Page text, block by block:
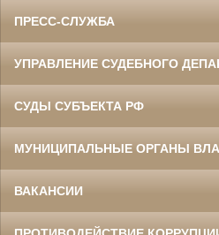
ПРЕСС-СЛУЖБА
УПРАВЛЕНИЕ СУДЕБНОГО
СУДЫ СУБЪЕКТА РФ
МУНИЦИПАЛЬНЫЕ ОРГАНЫ
ВАКАНСИИ